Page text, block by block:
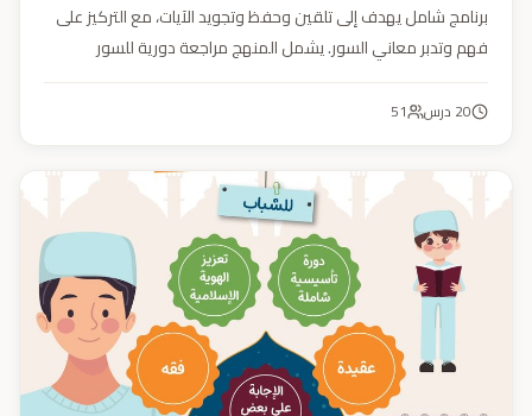
برنامج شامل يهدف إلى تلقين وحفظ وتجويد الآيات، مع التركيز على
فهم وتدبر معاني السور. يشمل المنهج مراجعة دورية للسور
تدعم مهارات القراءة والفهم.
20 درس 51